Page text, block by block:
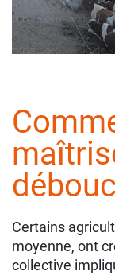
Certains
moyenne, ont
collective